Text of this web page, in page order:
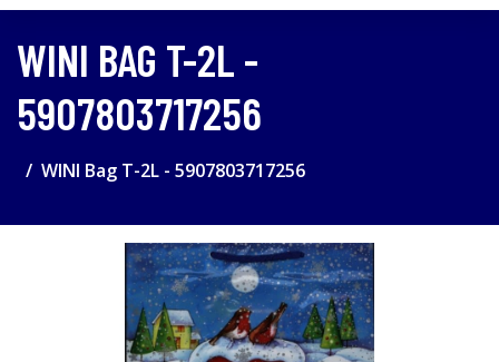
WINI BAG T-2L -
5907803717256
WINI Bag T-2L - 5907803717256